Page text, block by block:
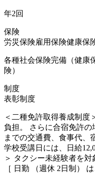
年2回
保険
労災保険雇用保険健康保
各種社会保険完備（健康
険）
制度
表彰制度
＜二種免許取得養成制度
負担。 さらに合宿免許
までの交通費、食事代、
学校受講日には、日給
＞ タクシー未経験者を
［ 日勤 （週休 2日制）